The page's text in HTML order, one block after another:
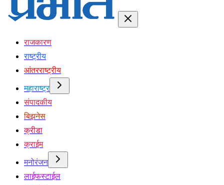
राजकारण
राष्ट्रीय
आंतरराष्ट्रीय
महाराष्ट्र
संपादकीय
बिझनेस
क्रीडा
क्राईम
मनोरंजन
लाईफस्टाईल